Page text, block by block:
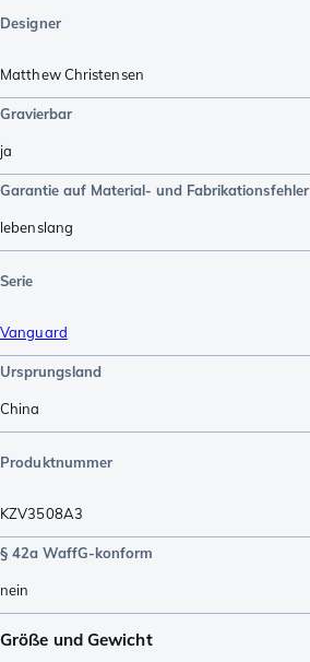
Designer
Matthew Christensen
Gravierbar
ja
Garantie auf Material- und Fabrikationsfehler
lebenslang
Serie
Vanguard
Ursprungsland
China
Produktnummer
KZV3508A3
§ 42a WaffG-konform
nein
Größe und Gewicht